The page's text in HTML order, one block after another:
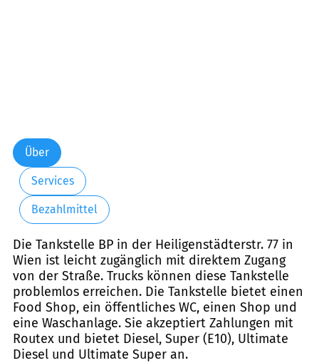
Über
Services
Bezahlmittel
Die Tankstelle BP in der Heiligenstädterstr. 77 in
Wien ist leicht zugänglich mit direktem Zugang
von der Straße. Trucks können diese Tankstelle
problemlos erreichen. Die Tankstelle bietet einen
Food Shop, ein öffentliches WC, einen Shop und
eine Waschanlage. Sie akzeptiert Zahlungen mit
Routex und bietet Diesel, Super (E10), Ultimate
Diesel und Ultimate Super an.